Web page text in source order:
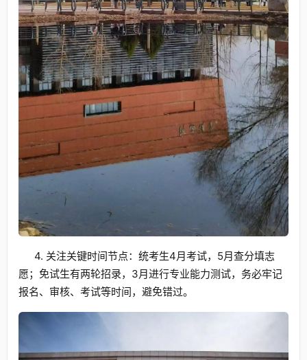
4. 关注关键时间节点：统考生4月考试，5月查分填志
愿；免试生有两轮招录，3月进行专业能力测试，务必牢记
报名、审核、考试等时间，避免错过。